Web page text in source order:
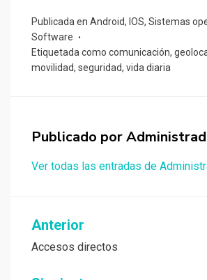
Publicada en Android, IOS, Sistemas
Software
Etiquetada como comunicación,
movilidad, seguridad, vida diaria
Publicado por
Ver todas las entradas de
Navegación
de
entradas
Anterior
Accesos directos